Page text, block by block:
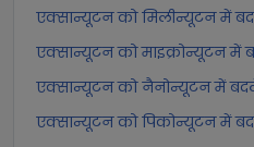
एक्सान्यूटन को मिलीन्यूटन में
एक्सान्यूटन को माइक्रोन्यूटन में
एक्सान्यूटन को नैनोन्यूटन में
एक्सान्यूटन को पिकोन्यूटन में